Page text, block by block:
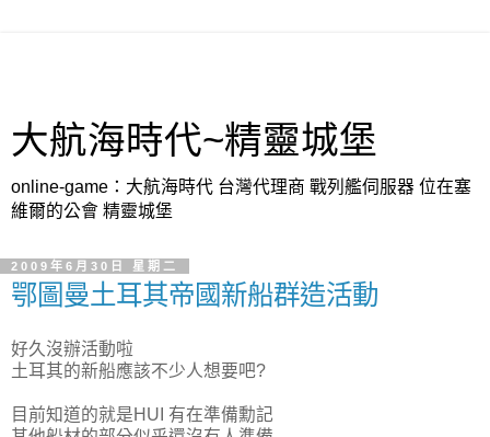
大航海時代~精靈城堡
online-game：大航海時代 台灣代理商 戰列艦伺服器 位在塞
維爾的公會 精靈城堡
2009年6月30日 星期二
鄂圖曼土耳其帝國新船群造活動
好久沒辦活動啦
土耳其的新船應該不少人想要吧?
目前知道的就是HUI 有在準備勳記